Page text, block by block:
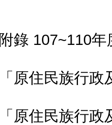
附錄 107~110
「原住民族行
「原住民族行